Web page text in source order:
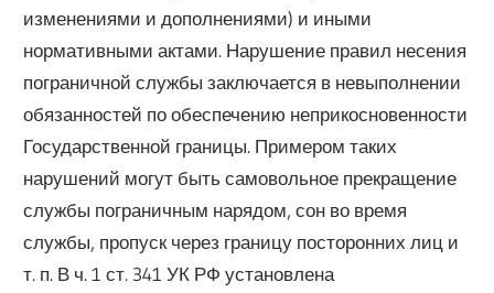
изменениями и дополнениями) и иными
нормативными актами. Нарушение правил несения
пограничной службы заключается в невыполнении
обязанностей по обеспечению неприкосновенности
Государственной границы. Примером таких
нарушений могут быть самовольное прекращение
службы пограничным нарядом, сон во время
службы, пропуск через границу посторонних лиц и
т. п. В ч. 1 ст. 341 УК РФ установлена